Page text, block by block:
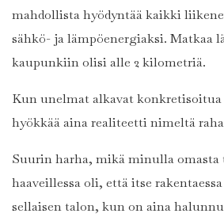
mahdollista hyödyntää kaikki
sähkö- ja lämpöenergiaksi. Matkaa
kaupunkiin olisi alle 2 kilometriä.
Kun unelmat alkavat konkretisoitua
hyökkää aina realiteetti nimeltä
Suurin harha, mikä minulla omasta
haaveillessa oli, että itse
sellaisen talon, kun on aina